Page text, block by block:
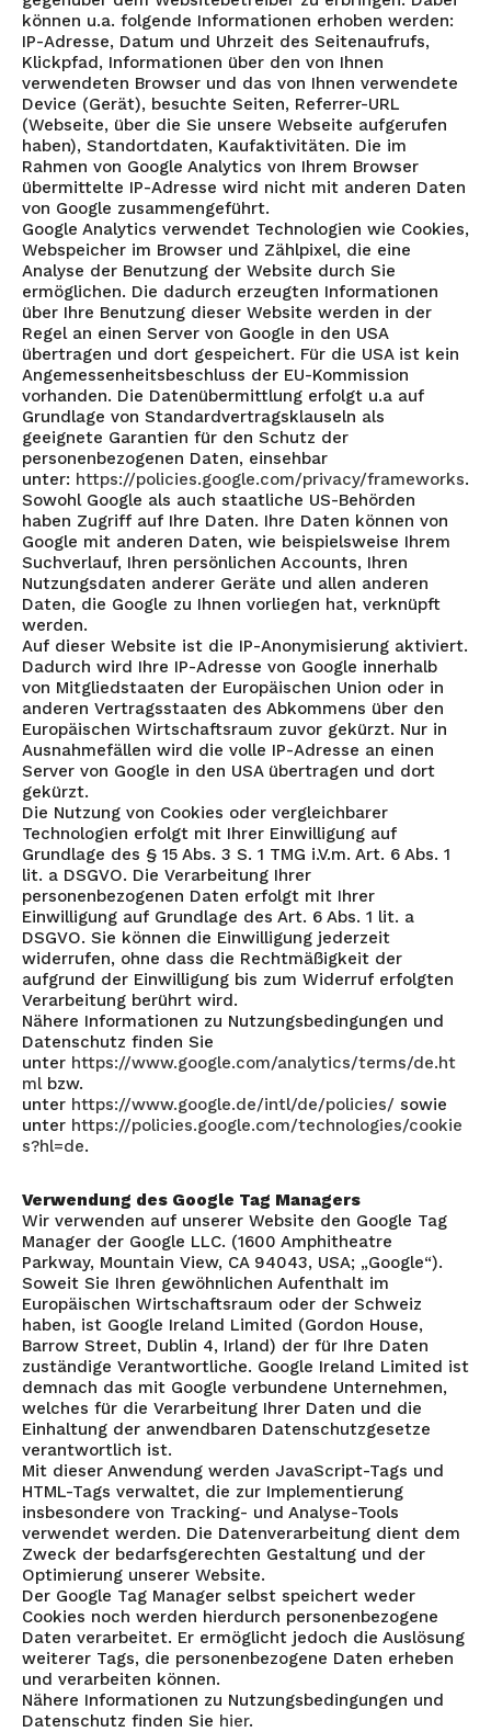
können u.a. folgende Informationen erhoben werden:
IP-Adresse, Datum und Uhrzeit des Seitenaufrufs,
Klickpfad, Informationen über den von Ihnen
verwendeten Browser und das von Ihnen verwendete
Device (Gerät), besuchte Seiten, Referrer-URL
(Webseite, über die Sie unsere Webseite aufgerufen
haben), Standortdaten, Kaufaktivitäten. Die im
Rahmen von Google Analytics von Ihrem Browser
übermittelte IP-Adresse wird nicht mit anderen Daten
von Google zusammengeführt.
Google Analytics verwendet Technologien wie Cookies,
Webspeicher im Browser und Zählpixel, die eine
Analyse der Benutzung der Website durch Sie
ermöglichen. Die dadurch erzeugten Informationen
über Ihre Benutzung dieser Website werden in der
Regel an einen Server von Google in den USA
übertragen und dort gespeichert. Für die USA ist kein
Angemessenheitsbeschluss der EU-Kommission
vorhanden. Die Datenübermittlung erfolgt u.a auf
Grundlage von Standardvertragsklauseln als
geeignete Garantien für den Schutz der
personenbezogenen Daten, einsehbar
unter: https://policies.google.com/privacy/frameworks.
Sowohl Google als auch staatliche US-Behörden
haben Zugriff auf Ihre Daten. Ihre Daten können von
Google mit anderen Daten, wie beispielsweise Ihrem
Suchverlauf, Ihren persönlichen Accounts, Ihren
Nutzungsdaten anderer Geräte und allen anderen
Daten, die Google zu Ihnen vorliegen hat, verknüpft
werden.
Auf dieser Website ist die IP-Anonymisierung aktiviert.
Dadurch wird Ihre IP-Adresse von Google innerhalb
von Mitgliedstaaten der Europäischen Union oder in
anderen Vertragsstaaten des Abkommens über den
Europäischen Wirtschaftsraum zuvor gekürzt. Nur in
Ausnahmefällen wird die volle IP-Adresse an einen
Server von Google in den USA übertragen und dort
gekürzt.
Die Nutzung von Cookies oder vergleichbarer
Technologien erfolgt mit Ihrer Einwilligung auf
Grundlage des § 15 Abs. 3 S. 1 TMG i.V.m. Art. 6 Abs. 1
lit. a DSGVO. Die Verarbeitung Ihrer
personenbezogenen Daten erfolgt mit Ihrer
Einwilligung auf Grundlage des Art. 6 Abs. 1 lit. a
DSGVO. Sie können die Einwilligung jederzeit
widerrufen, ohne dass die Rechtmäßigkeit der
aufgrund der Einwilligung bis zum Widerruf erfolgten
Verarbeitung berührt wird.
Nähere Informationen zu Nutzungsbedingungen und
Datenschutz finden Sie
unter https://www.google.com/analytics/terms/de.ht
mlbzw.
unter https://www.google.de/intl/de/policies/ sowie
unter https://policies.google.com/technologies/cookie
s?hl=de.
Verwendung des Google Tag Managers
Wir verwenden auf unserer Website den Google Tag
Manager der Google LLC. (1600 Amphitheatre
Parkway, Mountain View, CA 94043, USA; „Google“).
Soweit Sie Ihren gewöhnlichen Aufenthalt im
Europäischen Wirtschaftsraum oder der Schweiz
haben, ist Google Ireland Limited (Gordon House,
Barrow Street, Dublin 4, Irland) der für Ihre Daten
zuständige Verantwortliche. Google Ireland Limited ist
demnach das mit Google verbundene Unternehmen,
welches für die Verarbeitung Ihrer Daten und die
Einhaltung der anwendbaren Datenschutzgesetze
verantwortlich ist.
Mit dieser Anwendung werden JavaScript-Tags und
HTML-Tags verwaltet, die zur Implementierung
insbesondere von Tracking- und Analyse-Tools
verwendet werden. Die Datenverarbeitung dient dem
Zweck der bedarfsgerechten Gestaltung und der
Optimierung unserer Website.
Der Google Tag Manager selbst speichert weder
Cookies noch werden hierdurch personenbezogene
Daten verarbeitet. Er ermöglicht jedoch die Auslösung
weiterer Tags, die personenbezogene Daten erheben
und verarbeiten können.
Nähere Informationen zu Nutzungsbedingungen und
Datenschutz finden Sie hier.